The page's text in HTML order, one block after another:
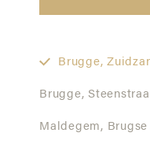
Brugge,
Brugge,
Maldegem,